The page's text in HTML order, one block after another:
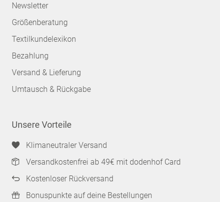
Newsletter
Größenberatung
Textilkundelexikon
Bezahlung
Versand & Lieferung
Umtausch & Rückgabe
Unsere Vorteile
Klimaneutraler Versand
Versandkostenfrei ab 49€ mit dodenhof Card
Kostenloser Rückversand
Bonuspunkte auf deine Bestellungen